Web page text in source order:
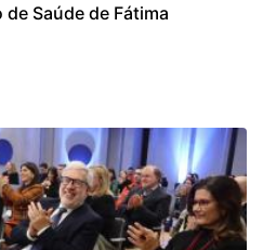
Saúde de Fátima